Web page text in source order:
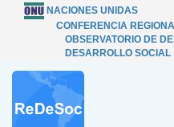
NACIONES UNIDAS
CONFERENCIA
OBSERVATORIO DE
DESARROLLO SOCIAL